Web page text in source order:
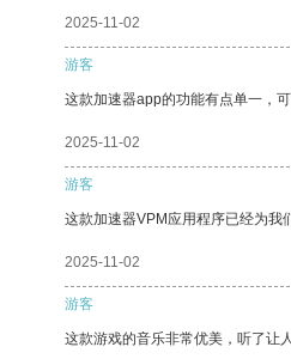
2025-11-02
游客
这款加速器app的功能有点单一，
2025-11-02
游客
这款加速器VPM应用程序已经为我
2025-11-02
游客
这款游戏的音乐非常优美，听了让